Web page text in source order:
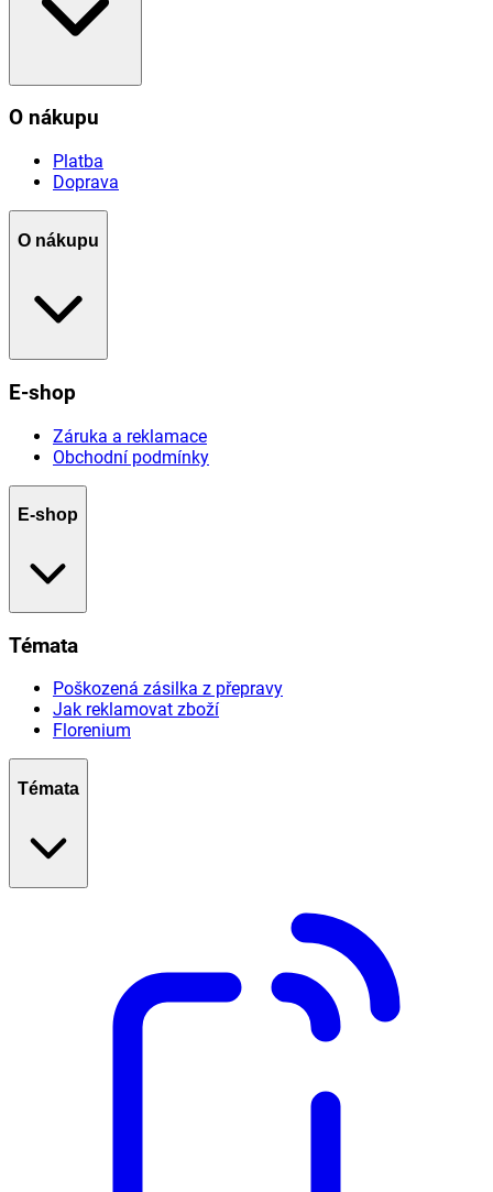
O nákupu
Platba
Doprava
O nákupu
E-shop
Záruka a reklamace
Obchodní podmínky
E-shop
Témata
Poškozená zásilka z přepravy
Jak reklamovat zboží
Florenium
Témata